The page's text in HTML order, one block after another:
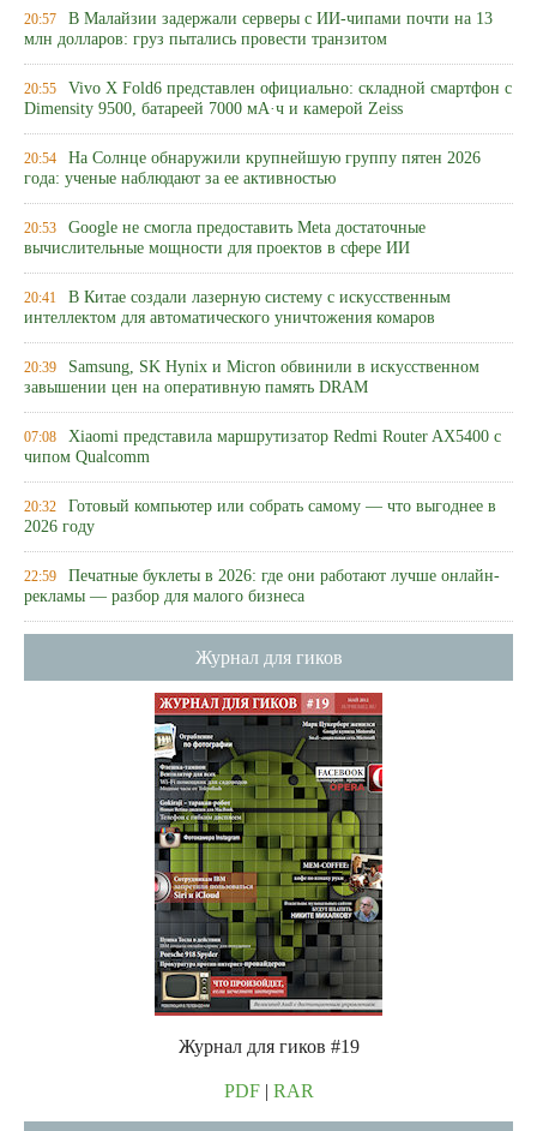
20:57 В Малайзии задержали серверы с ИИ-чипами почти на 13
млн долларов: груз пытались провести транзитом
20:55 Vivo X Fold6 представлен официально: складной смартфон с
Dimensity 9500, батареей 7000 мА·ч и камерой Zeiss
20:54 На Солнце обнаружили крупнейшую группу пятен 2026
года: ученые наблюдают за ее активностью
20:53 Google не смогла предоставить Meta достаточные
вычислительные мощности для проектов в сфере ИИ
20:41 В Китае создали лазерную систему с искусственным
интеллектом для автоматического уничтожения комаров
20:39 Samsung, SK Hynix и Micron обвинили в искусственном
завышении цен на оперативную память DRAM
07:08 Xiaomi представила маршрутизатор Redmi Router AX5400 с
чипом Qualcomm
20:32 Готовый компьютер или собрать самому — что выгоднее в
2026 году
22:59 Печатные буклеты в 2026: где они работают лучше онлайн-
рекламы — разбор для малого бизнеса
Журнал для гиков
Журнал для гиков #19
PDF| RAR